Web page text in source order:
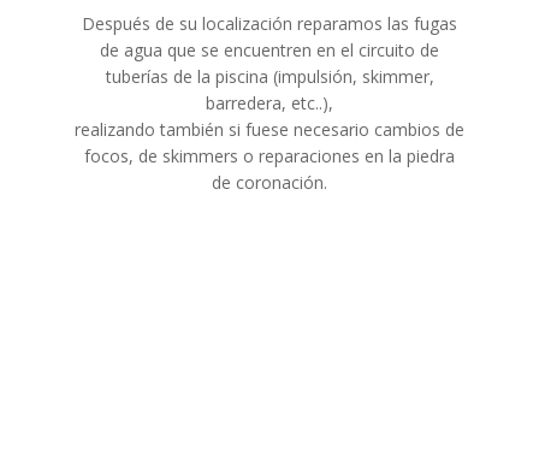
Después de su localización reparamos las fugas
de agua que se encuentren en el circuito de
tuberías de la piscina (impulsión, skimmer,
barredera, etc..),
realizando también si fuese necesario cambios de
focos, de skimmers o reparaciones en la piedra
de coronación.